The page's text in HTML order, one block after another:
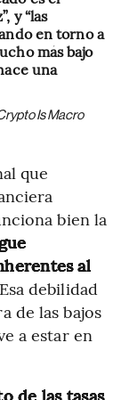
y “las
en torno a
más bajo
una
Is Macro
que
bien la
al
Esa debilidad
de las bajos
a estar en
de las tasas